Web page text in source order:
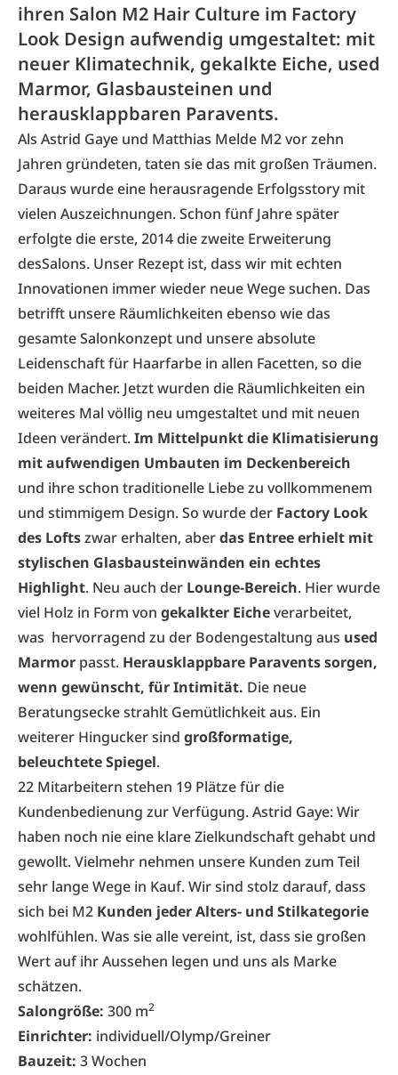
ihren Salon M2 Hair Culture im Factory
Look Design aufwendig umgestaltet: mit
neuer Klimatechnik, gekalkte Eiche, used
Marmor, Glasbausteinen und
herausklappbaren Paravents.
Als Astrid Gaye und Matthias Melde M2 vor zehn
Jahren gründeten, taten sie das mit großen Träumen.
Daraus wurde eine herausragende Erfolgsstory mit
vielen Auszeichnungen. Schon fünf Jahre später
erfolgte die erste, 2014 die zweite Erweiterung
desSalons. Unser Rezept ist, dass wir mit echten
Innovationen immer wieder neue Wege suchen. Das
betrifft unsere Räumlichkeiten ebenso wie das
gesamte Salonkonzept und unsere absolute
Leidenschaft für Haarfarbe in allen Facetten, so die
beiden Macher. Jetzt wurden die Räumlichkeiten ein
weiteres Mal völlig neu umgestaltet und mit neuen
Ideen verändert.Im Mittelpunkt die Klimatisierung
mit aufwendigen Umbauten im Deckenbereich
und ihre schon traditionelle Liebe zu vollkommenem
und stimmigem Design. So wurde der Factory Look
des Loftszwar erhalten, aberdas Entree erhielt mit
stylischen Glasbausteinwänden ein echtes
Highlight. Neu auch der Lounge-Bereich. Hier wurde
viel Holz in Form von gekalkter Eicheverarbeitet,
was hervorragend zu der Bodengestaltung aus used
Marmor passt. Herausklappbare Paravents sorgen,
wenn gewünscht, für Intimität. Die neue
Beratungsecke strahlt Gemütlichkeit aus. Ein
weiterer Hingucker sind großformatige,
beleuchtete Spiegel.
22 Mitarbeitern stehen 19 Plätze für die
Kundenbedienung zur Verfügung. Astrid Gaye: Wir
haben noch nie eine klare Zielkundschaft gehabt und
gewollt. Vielmehr nehmen unsere Kunden zum Teil
sehr lange Wege in Kauf. Wir sind stolz darauf, dass
sich bei M2 Kunden jeder Alters- und Stilkategorie
wohlfühlen. Was sie alle vereint, ist, dass sie großen
Wert auf ihr Aussehen legen und uns als Marke
schätzen.
Salongröße: 300 m2
Einrichter: individuell/Olymp/Greiner
Bauzeit: 3 Wochen